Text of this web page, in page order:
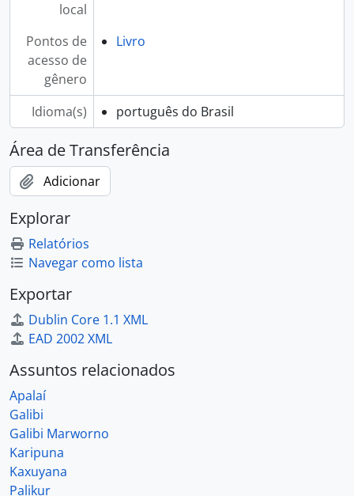
local
Pontos de
acesso de
gênero
Livro
Idioma(s) português do Brasil
Área de Transferência
Adicionar
Explorar
Relatórios
Navegar como lista
Exportar
Dublin Core 1.1 XML
EAD 2002 XML
Assuntos relacionados
Apalaí
Galibi
Galibi Marworno
Karipuna
Kaxuyana
Palikur